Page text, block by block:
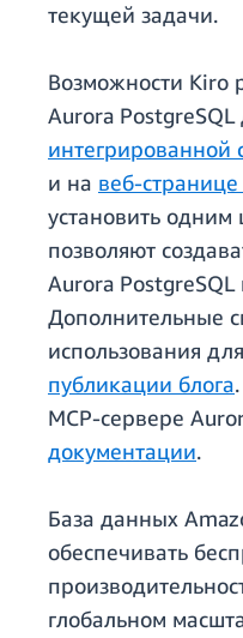
текущей задачи.
Возможности Kiro
Aurora PostgreSQL
интегрированной
и на веб-
установить
позволяют
Aurora
Дополнительные
использования
публикации блога
MCP-сервере
документации.
База данных
обеспечивать
глобальном